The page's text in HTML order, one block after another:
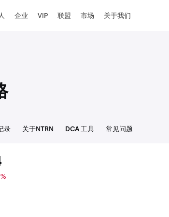
企业 VIP 联盟 市场 关于我们
录 关于NTRN DCA 工具 常见问题